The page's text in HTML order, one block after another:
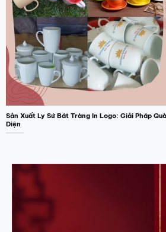
Sản Xuất Ly Sứ Bát Tràng In Logo: Giải Pháp
Diện